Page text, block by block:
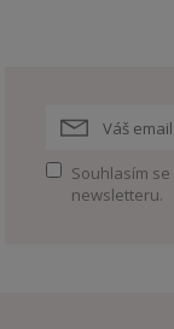
Souhlasím se
newsletteru.